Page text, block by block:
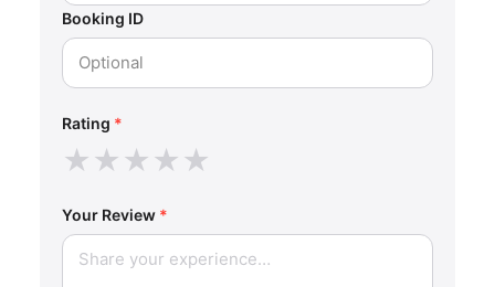
Booking ID
Rating *
★★★★★
Your Review *